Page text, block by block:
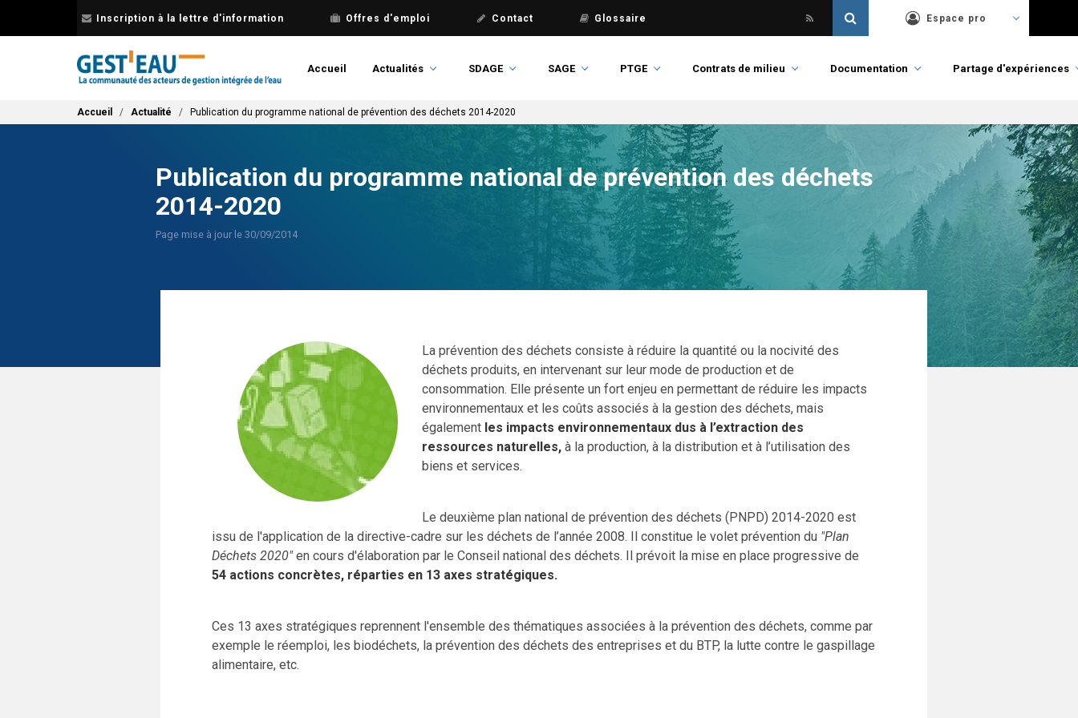
Inscription à la lettre d'information Offres d'emploi Contact Glossaire Espace pro
Accueil Actualités SDAGE SAGE PTGE Contrats de milieu Documentation Partage d'expériences
Fil d'Ariane
Accueil Actualité Publication du programme national de prévention des déchets 2014-2020
Publication du programme national de prévention des déchets
2014-2020
Page mise à jour le 30/09/2014
La prévention des déchets consiste à réduire la quantité ou la nocivité des
déchets produits, en intervenant sur leur mode de production et de
consommation. Elle présente un fort enjeu en permettant de réduire les impacts
environnementaux et les coûts associés à la gestion des déchets, mais
également les impacts environnementaux dus à l’extraction des
ressources naturelles, à la production, à la distribution et à l’utilisation des
biens et services.
Le deuxième plan national de prévention des déchets (PNPD) 2014-2020 est
issu de l'application de la directive-cadre sur les déchets de l’année 2008. Il constitue le volet prévention du "Plan
Déchets 2020"en cours d'élaboration par le Conseil national des déchets. Il prévoit la mise en place progressive de
54 actions concrètes, réparties en 13 axes stratégiques.
Ces 13 axes stratégiques reprennent l'ensemble des thématiques associées à la prévention des déchets, comme par
exemple le réemploi, les biodéchets, la prévention des déchets des entreprises et du BTP, la lutte contre le gaspillage
alimentaire, etc.